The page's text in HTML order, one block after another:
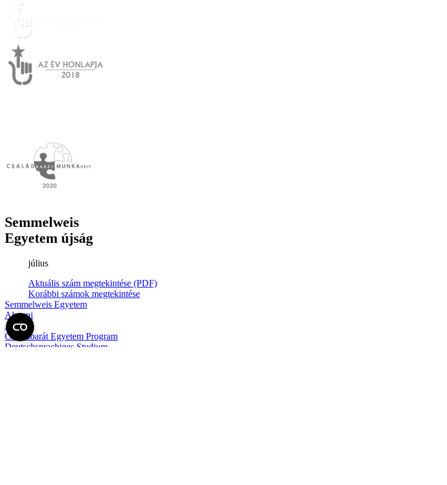
Semmelweis
Egyetem újság
július
Aktuális szám megtekintése (PDF)
Korábbi számok megtekintése
Semmelweis Egyetem
Alumni
AVIR
Családbarát Egyetem Program
Deutschsprachiges Studium